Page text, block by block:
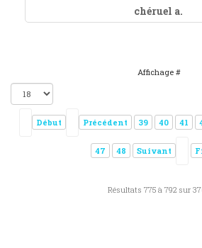
chéruel a.
Affichage #
Début Précédent 39 40 41
47 48 Suivant
Résultats 775 à 792 sur